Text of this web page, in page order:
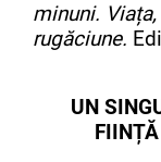
minuni.
rugăciune.
UN